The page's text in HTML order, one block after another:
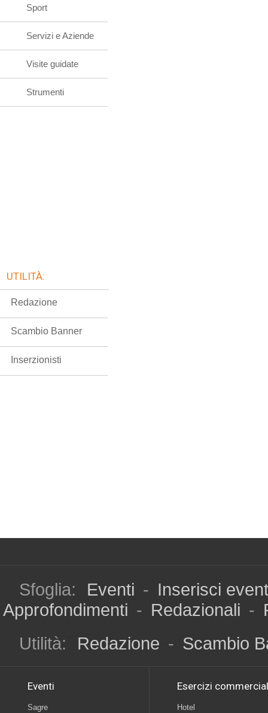
Sport
Servizi e Aziende
Visite guidate
Strumenti
UTILITÀ:
Redazione
Scambio Banner
Inserzionisti
Sfoglia: Eventi - Inserisci
Approfondimenti - Redazionali -
Utilità:
Redazione - Scambio
Eventi
Sagre
Esercizi
Hotel